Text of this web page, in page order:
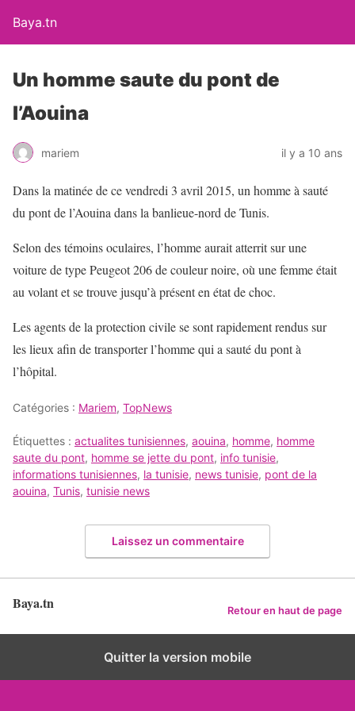
Baya.tn
Un homme saute du pont de
l’Aouina
mariem il y a 10 ans
Dans la matinée de ce vendredi 3 avril 2015, un homme à sauté
du pont de l’Aouina dans la banlieue-nord de Tunis.
Selon des témoins oculaires, l’homme aurait atterrit sur une
voiture de type Peugeot 206 de couleur noire, où une femme était
au volant et se trouve jusqu’à présent en état de choc.
Les agents de la protection civile se sont rapidement rendus sur
les lieux afin de transporter l’homme qui a sauté du pont à
l’hôpital.
Catégories : Mariem, TopNews
Étiquettes : actualites tunisiennes, aouina, homme, homme
saute du pont, homme se jette du pont, info tunisie,
informations tunisiennes, la tunisie, news tunisie, pont de la
aouina, Tunis, tunisie news
Laissez un commentaire
Baya.tn Retour en haut de page
Quitter la version mobile